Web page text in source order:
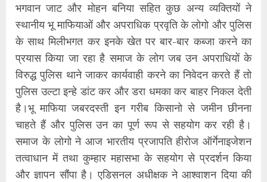
भगवान जाट और मोहन बनिया सहित कुछ अन्य व्यक्तियों ने
स्थानीय भू माफियाओं और अपराधिक प्रवृति के लोगो और पुलिस
के साथ मिलीभगत कर इनके खेत पर बार-बार कब्जा करने का
प्रयास किया जा रहा है समाज के लोग जब उन अपराधियों के
विरुद्ध पुलिस थाने जाकर कार्यवाही करने का निवेदन करते हैं तो
पुलिस उल्टा इन्हे डांट कर और डरा धमका कर बाहर निकल देती
है।भू माफिया जबरदस्ती इन गरीब किसानो से जमीन छीनना
चाहते हैं और पुलिस उन का पूर्ण रूप से सहयोग कर रही है।
समाज के लोगो ने आज भारतीय प्रजापति हीरोज ऑर्गेनाइजेशन
तत्वाधान में तथा कुम्हार महासभा के सहयोग से प्रदर्शन किया
और ज्ञापन सौंपा है। एडिसनल अधीक्षक ने आश्वाशन दिया की